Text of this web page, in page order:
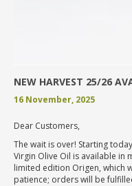
NEW HARVEST 25/26
16 November, 2025
Dear Customers,
The wait is over! Starting
Virgin Olive Oil is available in
limited edition Origen, which
patience; orders will be